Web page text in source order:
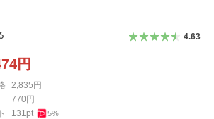
4.63
円
2,835 円
770 円
131pt 5%